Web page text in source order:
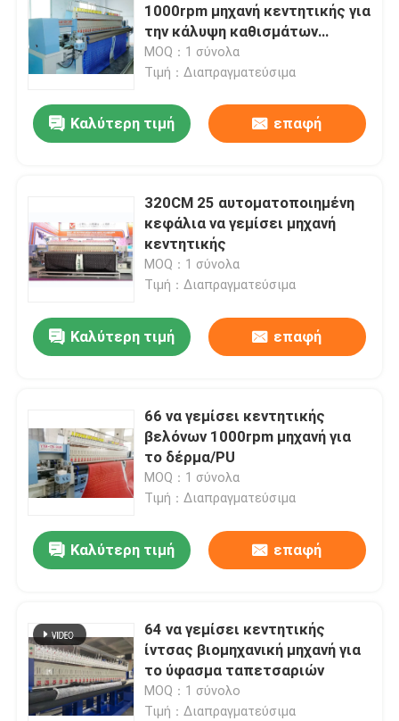
1000rpm μηχανή κεντητικής για
την κάλυψη καθισμάτων
αυτοκινήτων
MOQ：1 σύνολα
Τιμή：Διαπραγματεύσιμα
Καλύτερη τιμή επαφή
320CM 25 αυτοματοποιημένη
κεφάλια να γεμίσει μηχανή
κεντητικής
MOQ：1 σύνολα
Τιμή：Διαπραγματεύσιμα
Καλύτερη τιμή επαφή
66 να γεμίσει κεντητικής
βελόνων 1000rpm μηχανή για
το δέρμα/PU
MOQ：1 σύνολα
Τιμή：Διαπραγματεύσιμα
Καλύτερη τιμή επαφή
64 να γεμίσει κεντητικής
ίντσας βιομηχανική μηχανή για
το ύφασμα ταπετσαριών
MOQ：1 σύνολο
Τιμή：Διαπραγματεύσιμα